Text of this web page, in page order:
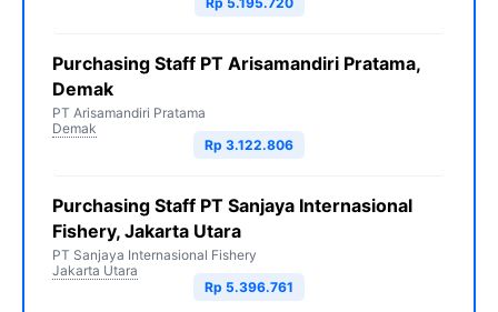
Purchasing Staff PT Arisamandiri Pratama,
Demak
PT Arisamandiri Pratama
Demak
Rp 3.122.806
Purchasing Staff PT Sanjaya Internasional
Fishery, Jakarta Utara
PT Sanjaya Internasional Fishery
Jakarta Utara
Rp 5.396.761